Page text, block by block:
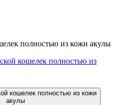
полностью из кожи акулы